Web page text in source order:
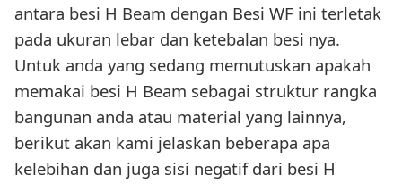
antara besi H Beam dengan Besi WF ini terletak
pada ukuran lebar dan ketebalan besi nya.
Untuk anda yang sedang memutuskan apakah
memakai besi H Beam sebagai struktur rangka
bangunan anda atau material yang lainnya,
berikut akan kami jelaskan beberapa apa
kelebihan dan juga sisi negatif dari besi H